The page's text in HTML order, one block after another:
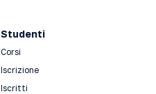
Studenti
Corsi
Iscrizione
Iscritti